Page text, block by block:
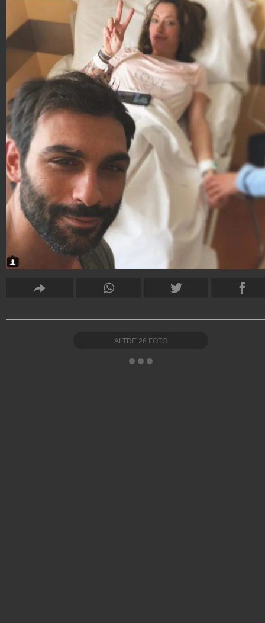
ALTRE 26 FOTO